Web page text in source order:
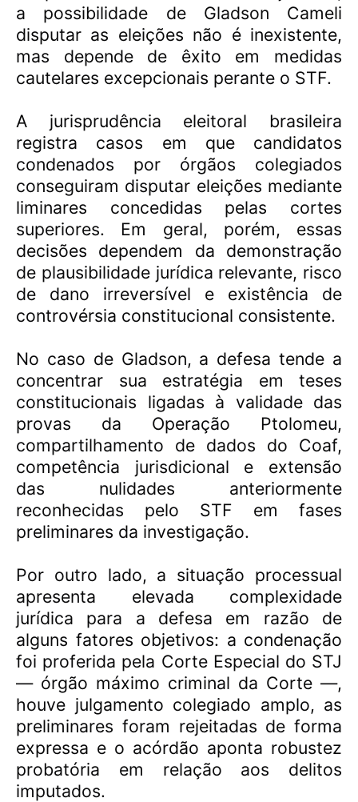
a possibilidade de Gladson Cameli
disputar as eleições não é inexistente,
mas depende de êxito em medidas
cautelares excepcionais perante o STF.
A jurisprudência eleitoral brasileira
registra casos em que candidatos
condenados por órgãos colegiados
conseguiram disputar eleições mediante
liminares concedidas pelas cortes
superiores. Em geral, porém, essas
decisões dependem da demonstração
de plausibilidade jurídica relevante, risco
de dano irreversível e existência de
controvérsia constitucional consistente.
No caso de Gladson, a defesa tende a
concentrar sua estratégia em teses
constitucionais ligadas à validade das
provas da Operação Ptolomeu,
compartilhamento de dados do Coaf,
competência jurisdicional e extensão
das nulidades anteriormente
reconhecidas pelo STF em fases
preliminares da investigação.
Por outro lado, a situação processual
apresenta elevada complexidade
jurídica para a defesa em razão de
alguns fatores objetivos: a condenação
foi proferida pela Corte Especial do STJ
— órgão máximo criminal da Corte —,
houve julgamento colegiado amplo, as
preliminares foram rejeitadas de forma
expressa e o acórdão aponta robustez
probatória em relação aos delitos
imputados.